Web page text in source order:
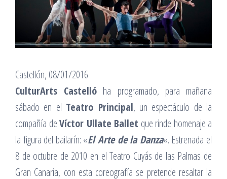
Castellón, 08/01/2016
CulturArts Castelló ha programado, para mañana
sábado en el Teatro Principal, un espectáculo de la
compañía deVíctor Ullate Ballet que rinde homenaje a
la figura del bailarín: «El Arte de la Danza«. Estrenada el
8 de octubre de 2010 en el Teatro Cuyás de las Palmas de
Gran Canaria, con esta coreografía se pretende resaltar la